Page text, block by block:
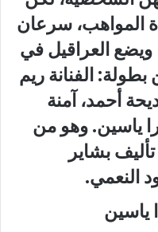
المواهب، سرعان
العراقيل في
الفنانة ريم
أحمد، آمنة
ياسين. وهو من
بشاير
النعمي.
ياسين